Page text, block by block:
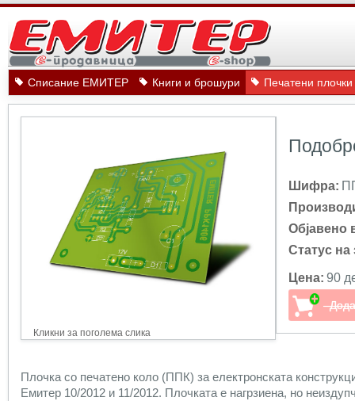
Списание ЕМИТЕР Книги и брошури Печатени
Кликни за поголема слика
Шифра:
Објавено
Статус на
Цена: 90
Плочка со печатено коло (ППК) за електронската
Емитер 10/2012 и 11/2012. Плочката е нагрзиена, но